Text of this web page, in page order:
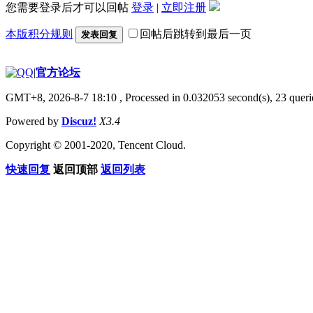
您需要登录后才可以回帖 登录 | 立即注册
本版积分规则 发表回复 回帖后跳转到最后一页
|官方论坛
GMT+8, 2026-8-7 18:10 , Processed in 0.032053 second(s), 23
Powered by Discuz! X3.4
Copyright © 2001-2020, Tencent Cloud.
快速回复 返回顶部 返回列表